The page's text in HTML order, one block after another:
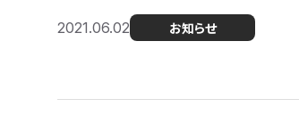
2021.06.02 お知らせ